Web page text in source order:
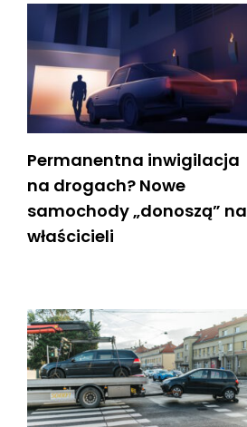
Permanentna inwigilacja
na drogach? Nowe
samochody „donoszą” na
właścicieli